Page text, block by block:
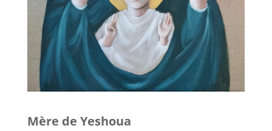
Mère de Yeshoua